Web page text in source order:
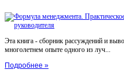
Эта книга - сборник рассуждений и
многолетнем опыте одного из луч...
Подробнее »